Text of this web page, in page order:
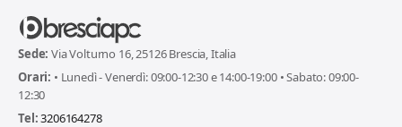
Sede: Via Volturno 16, 25126 Brescia, Italia
Orari: • Lunedì - Venerdì: 09:00-12:30 e 14:00-19:00 • Sabato: 09:00-
12:30
Tel:3206164278